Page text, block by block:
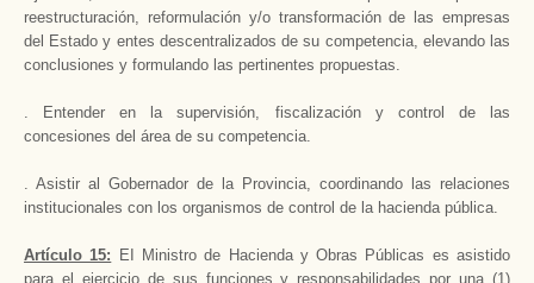
reestructuración, reformulación y/o transformación de las empresas
del Estado y entes descentralizados de su competencia, elevando las
conclusiones y formulando las pertinentes propuestas.
. Entender en la supervisión, fiscalización y control de las
concesiones del área de su competencia.
. Asistir al Gobernador de la Provincia, coordinando las relaciones
institucionales con los organismos de control de la hacienda pública.
Artículo 15: EI Ministro de Hacienda y Obras Públicas es asistido
para el ejercicio de sus funciones y responsabilidades por una (1)